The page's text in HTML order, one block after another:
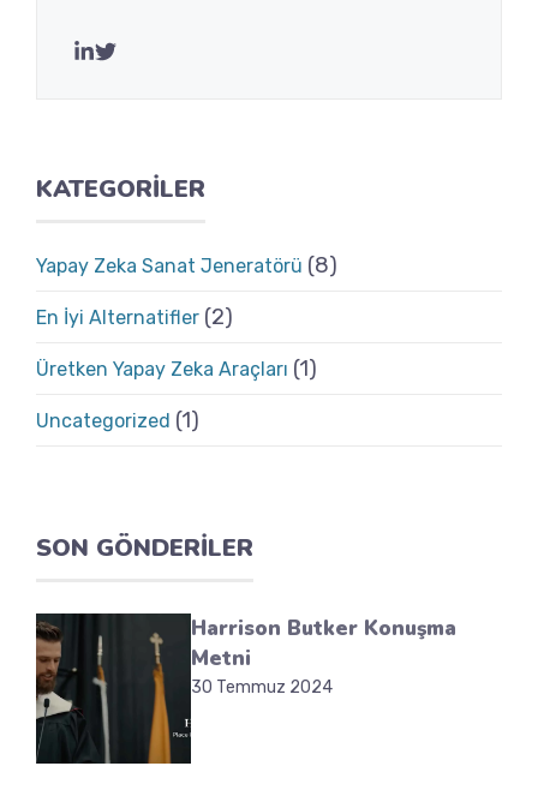
KATEGORILER
Yapay Zeka Sanat Jeneratörü (8)
En İyi Alternatifler (2)
Üretken Yapay Zeka Araçları (1)
Uncategorized (1)
SON GÖNDERILER
Harrison Butker Konuşma
Metni
30 Temmuz 2024